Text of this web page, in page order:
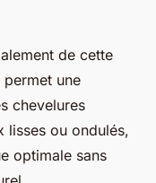
de cette
une
chevelures
lisses ou ondulés,
optimale sans